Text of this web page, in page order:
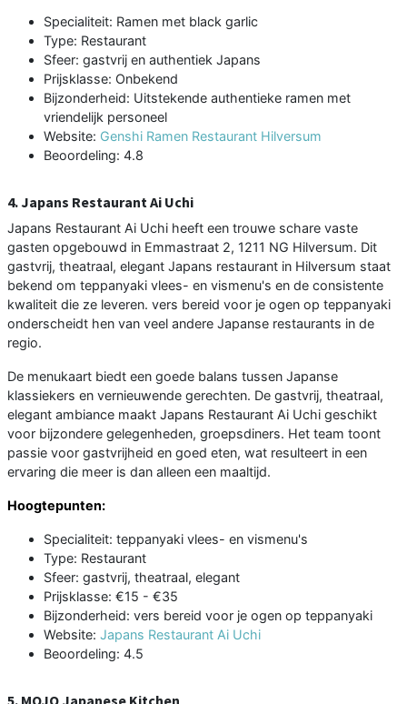
Specialiteit: Ramen met black garlic
Type: Restaurant
Sfeer: gastvrij en authentiek Japans
Prijsklasse: Onbekend
Bijzonderheid: Uitstekende authentieke ramen met
vriendelijk personeel
Website: Genshi Ramen Restaurant Hilversum
Beoordeling: 4.8
4. Japans Restaurant Ai Uchi
Japans Restaurant Ai Uchi heeft een trouwe schare vaste
gasten opgebouwd in Emmastraat 2, 1211 NG Hilversum. Dit
gastvrij, theatraal, elegant Japans restaurant in Hilversum staat
bekend om teppanyaki vlees- en vismenu's en de consistente
kwaliteit die ze leveren. vers bereid voor je ogen op teppanyaki
onderscheidt hen van veel andere Japanse restaurants in de
regio.
De menukaart biedt een goede balans tussen Japanse
klassiekers en vernieuwende gerechten. De gastvrij, theatraal,
elegant ambiance maakt Japans Restaurant Ai Uchi geschikt
voor bijzondere gelegenheden, groepsdiners. Het team toont
passie voor gastvrijheid en goed eten, wat resulteert in een
ervaring die meer is dan alleen een maaltijd.
Hoogtepunten:
Specialiteit: teppanyaki vlees- en vismenu's
Type: Restaurant
Sfeer: gastvrij, theatraal, elegant
Prijsklasse: €15 - €35
Bijzonderheid: vers bereid voor je ogen op teppanyaki
Website: Japans Restaurant Ai Uchi
Beoordeling: 4.5
5. MOJO Japanese Kitchen